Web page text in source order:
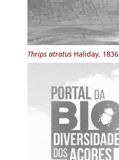
Thrips atratusHaliday, 1836